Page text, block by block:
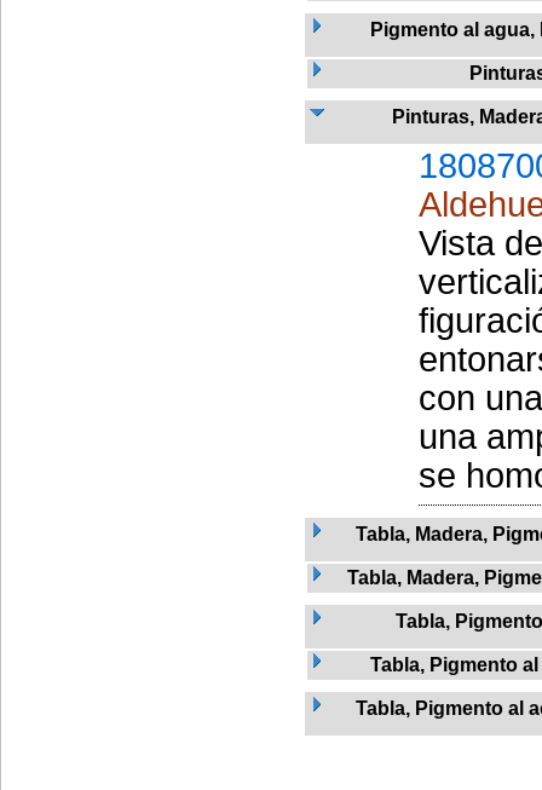
Pigmento al agua,
Pinturas,
Vista
con
una
se
Tabla, Madera,
Tabla, Madera,
Tabla, Pigmento
Tabla, Pigmento
Tabla, Pigmento al